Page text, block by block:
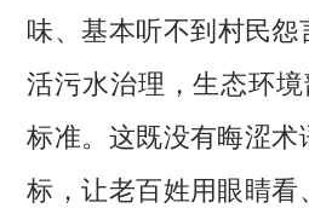
味、基本听不到村民
活污水治理，生态环境
标准。这既没有晦涩
标，让老百姓用眼睛